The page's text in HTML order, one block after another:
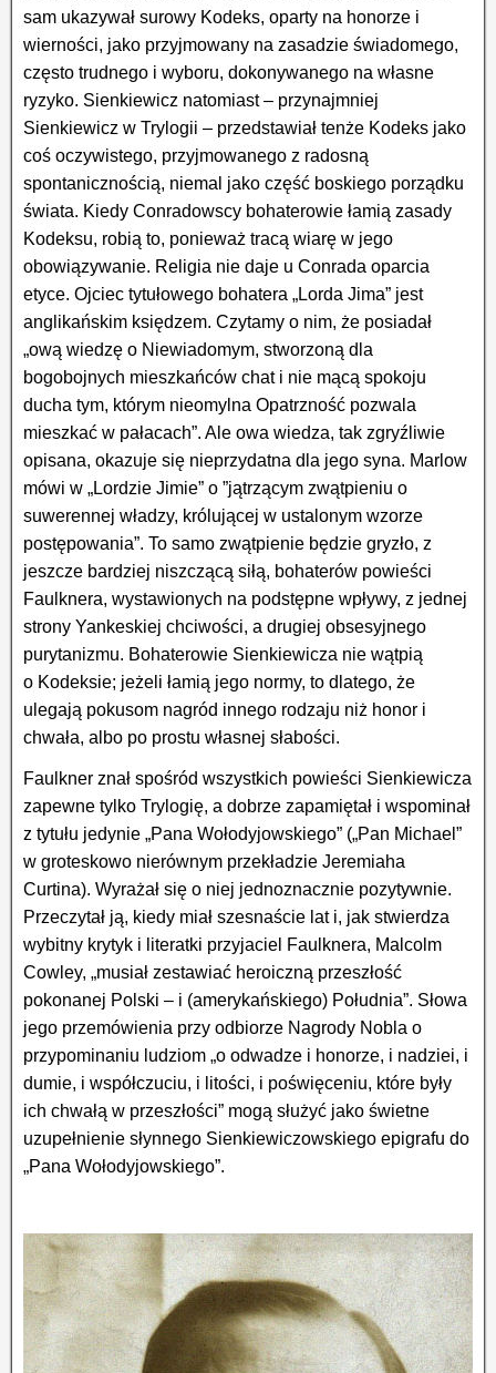
sam ukazywał surowy Kodeks, oparty na honorze i
wierności, jako przyjmowany na zasadzie świadomego,
często trudnego i wyboru, dokonywanego na własne
ryzyko. Sienkiewicz natomiast – przynajmniej
Sienkiewicz w Trylogii – przedstawiał tenże Kodeks jako
coś oczywistego, przyjmowanego z radosną
spontanicznością, niemal jako część boskiego porządku
świata. Kiedy Conradowscy bohaterowie łamią zasady
Kodeksu, robią to, ponieważ tracą wiarę w jego
obowiązywanie. Religia nie daje u Conrada oparcia
etyce. Ojciec tytułowego bohatera „Lorda Jima” jest
anglikańskim księdzem. Czytamy o nim, że posiadał
„ową wiedzę o Niewiadomym, stworzoną dla
bogobojnych mieszkańców chat i nie mącą spokoju
ducha tym, którym nieomylna Opatrzność pozwala
mieszkać w pałacach”. Ale owa wiedza, tak zgryźliwie
opisana, okazuje się nieprzydatna dla jego syna. Marlow
mówi w „Lordzie Jimie” o ”jątrzącym zwątpieniu o
suwerennej władzy, królującej w ustalonym wzorze
postępowania”. To samo zwątpienie będzie gryzło, z
jeszcze bardziej niszczącą siłą, bohaterów powieści
Faulknera, wystawionych na podstępne wpływy, z jednej
strony Yankeskiej chciwości, a drugiej obsesyjnego
purytanizmu. Bohaterowie Sienkiewicza nie wątpią
o Kodeksie; jeżeli łamią jego normy, to dlatego, że
ulegają pokusom nagród innego rodzaju niż honor i
chwała, albo po prostu własnej słabości.
Faulkner znał spośród wszystkich powieści Sienkiewicza
zapewne tylko Trylogię, a dobrze zapamiętał i wspominał
z tytułu jedynie „Pana Wołodyjowskiego” („Pan Michael”
w groteskowo nierównym przekładzie Jeremiaha
Curtina). Wyrażał się o niej jednoznacznie pozytywnie.
Przeczytał ją, kiedy miał szesnaście lat i, jak stwierdza
wybitny krytyk i literatki przyjaciel Faulknera, Malcolm
Cowley, „musiał zestawiać heroiczną przeszłość
pokonanej Polski – i (amerykańskiego) Południa”. Słowa
jego przemówienia przy odbiorze Nagrody Nobla o
przypominaniu ludziom „o odwadze i honorze, i nadziei, i
dumie, i współczuciu, i litości, i poświęceniu, które były
ich chwałą w przeszłości” mogą służyć jako świetne
uzupełnienie słynnego Sienkiewiczowskiego epigrafu do
„Pana Wołodyjowskiego”.